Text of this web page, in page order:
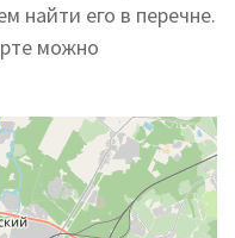
найти его в перечне.
можно